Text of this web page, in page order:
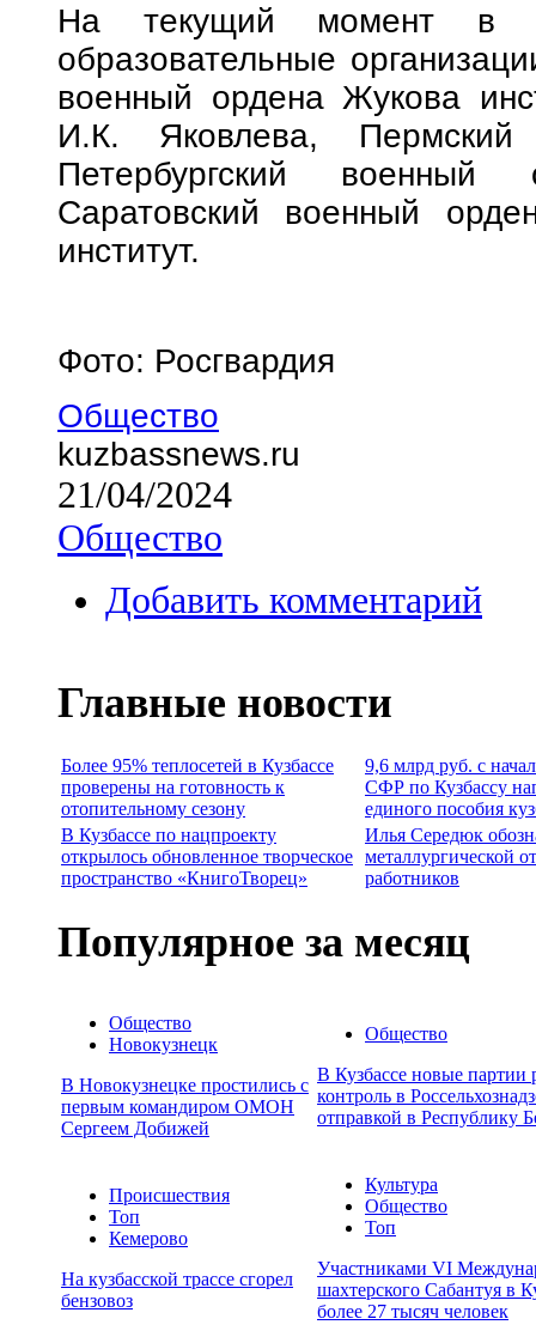
На текущий момент в
образовательные
военный ордена Жукова
И.К. Яковлева, Пермский
Петербургский
Саратовский военный
институт.
Фото: Росгвардия
Общество
kuzbassnews.ru
21/04/2024
Общество
Добавить комментарий
Главные новости
Более 95% теплосетей в Кузбассе
проверены на готовность к
отопительному сезону
9,6 млрд руб. с
СФР по Кузбассу
единого пособия
В Кузбассе по нацпроекту
открылось обновленное творческое
пространство «КнигоТворец»
Илья Середюк
металлургической
работников
Популярное за месяц
Общество
Новокузнецк
В Новокузнецке простились с
первым командиром ОМОН
Сергеем Добижей
Общество
В Кузбассе новые партии
контроль в
отправкой в Республику
Происшествия
Топ
Кемерово
На кузбасской трассе сгорел
бензовоз
Культура
Общество
Топ
Участниками VI
шахтерского Сабантуя в
более 27 тысяч человек